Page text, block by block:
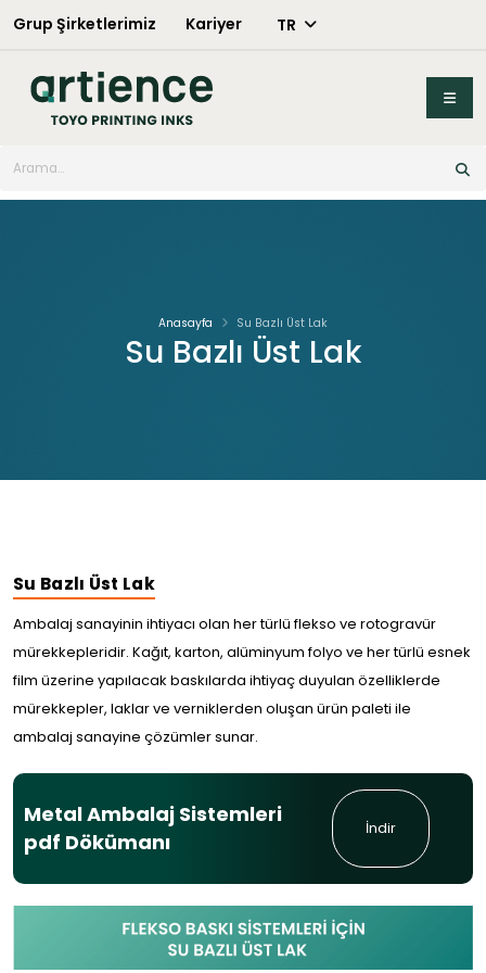
Grup Şirketlerimiz Kariyer TR
Su Bazlı Üst Lak
Anasayfa Su Bazlı Üst Lak
Su Bazlı Üst Lak
Ambalaj sanayinin ihtiyacı olan her türlü flekso ve rotogravür
mürekkepleridir. Kağıt, karton, alüminyum folyo ve her türlü esnek
film üzerine yapılacak baskılarda ihtiyaç duyulan özelliklerde
mürekkepler, laklar ve verniklerden oluşan ürün paleti ile
ambalaj sanayine çözümler sunar.
Metal Ambalaj Sistemleri
pdf Dökümanı
İndir